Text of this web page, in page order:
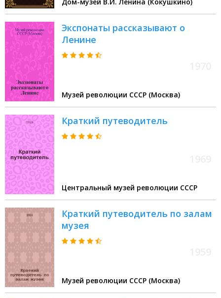
Экспонаты рассказывают о
Ленине
Музей революции СССР (Москва)
Краткий путеводитель
Центральный музей революции СССР
Краткий путеводитель по залам
музея
Музей революции СССР (Москва)